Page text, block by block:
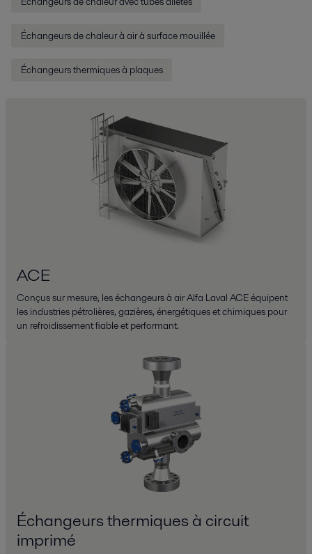
Échangeurs de chaleur à air à surface mouillée
Échangeurs thermiques à plaques
ACE
Conçus sur mesure, les échangeurs à air Alfa Laval ACE équipent
les industries pétrolières, gazières, énergétiques et chimiques pour
un refroidissement fiable et performant.
Échangeurs thermiques à circuit
imprimé